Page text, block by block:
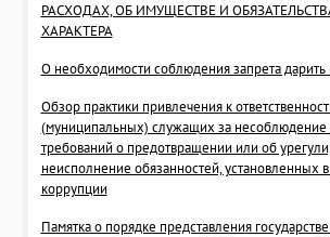
РАСХОДАХ, ОБ ИМУЩЕСТВЕ И
ХАРАКТЕРА
О необходимости соблюдения запрета дарить
Обзор практики привлечения к
(муниципальных) служащих за несоблюдение
требований о предотвращении или об
неисполнение обязанностей, установленных
коррупции
Памятка о порядке представления